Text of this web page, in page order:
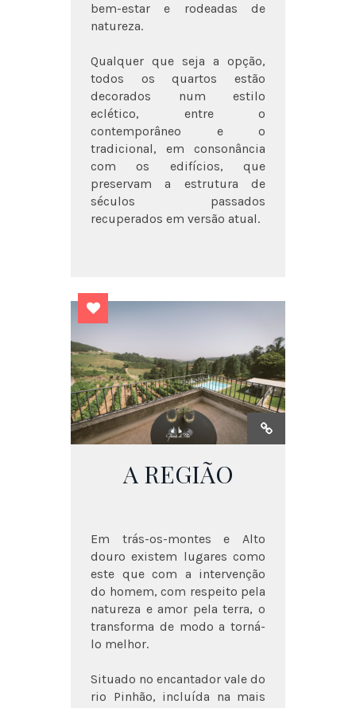
bem-estar e rodeadas de
natureza.
Qualquer que seja a opção,
todos os quartos estão
decorados num estilo
eclético, entre o
contemporâneo e o
tradicional, em consonância
com os edifícios, que
preservam a estrutura de
séculos passados
recuperados em versão atual.
A REGIÃO
Em trás-os-montes e Alto
douro existem lugares como
este que com a intervenção
do homem, com respeito pela
natureza e amor pela terra, o
transforma de modo a torná-
lo melhor.
Situado no encantador vale do
rio Pinhão, incluída na mais